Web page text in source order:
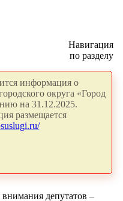
Навигация
по разделу
информация о
округа «Город
на 31.12.2025.
размещается
внимания депутатов –